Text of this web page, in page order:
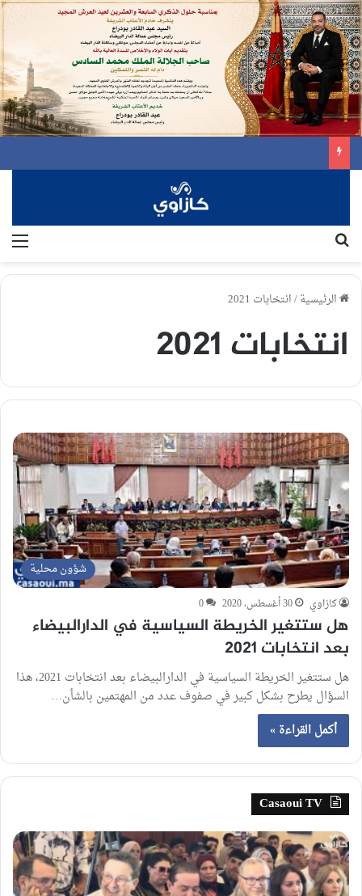
الرئيسية/انتخابات 2021
انتخابات 2021
شؤون محلية
كازاوي 30 أغسطس، 2020 0
هل ستتغير الخريطة السياسية في الدارالبيضاء
بعد انتخابات 2021
هل ستتغير الخريطة السياسية في الدارالبيضاء بعد انتخابات 2021، هذا
السؤال يطرح بشكل كبير في صفوف عدد من المهتمين بالشأن…
أكمل القراءة »
Casaoui TV